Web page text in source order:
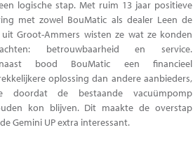
logische stap. Met ruim 13 jaar positieve
met zowel BouMatic als dealer Leen de
Groot-Ammers wisten ze wat ze konden
betrouwbaarheid en service.
bood BouMatic een financieel
oplossing dan andere aanbieders,
doordat de bestaande vacuümpomp
kon blijven. Dit maakte de overstap
Gemini UP extra interessant.